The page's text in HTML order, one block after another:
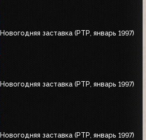
Новогодняя заставка (РТР, январь 1997)
Новогодняя заставка (РТР, январь 1997)
Новогодняя заставка (РТР, январь 1997)